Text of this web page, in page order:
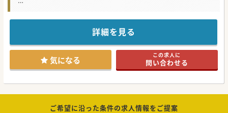
能なので県内はもちろん、都内からも通勤容易です。
■産休・育休や有給休暇も取得しやすい職場の雰囲気。助け
合いの精神が根付いており、復職率も高い職場です。
■関係性の強い大学医局はなく、紹介会社経由のご入職の先
生も多数在籍しております。気兼ねなくお問い合わせ下さ
【医療機関情報】
手グループ法人の為、経営安定。福利厚生も充実の職場。
■急性期を脱却した患者様が通常の生活に戻れるようになる
詳細を見る
気になる この求人に
問い合わせる
ご希望に沿った条件の求人情報をご提案